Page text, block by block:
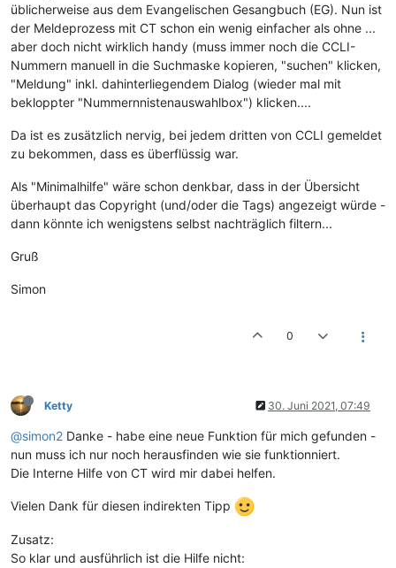
üblicherweise aus dem Evangelischen Gesangbuch (EG). Nun ist
der Meldeprozess mit CT schon ein wenig einfacher als ohne ...
aber doch nicht wirklich handy (muss immer noch die CCLI-
Nummern manuell in die Suchmaske kopieren, "suchen" klicken,
"Meldung" inkl. dahinterliegendem Dialog (wieder mal mit
bekloppter "Nummernnistenauswahlbox") klicken....
Da ist es zusätzlich nervig, bei jedem dritten von CCLI gemeldet
zu bekommen, dass es überflüssig war.
Als "Minimalhilfe" wäre schon denkbar, dass in der Übersicht
überhaupt das Copyright (und/oder die Tags) angezeigt würde -
dann könnte ich wenigstens selbst nachträglich filtern...
Gruß
Simon
0
Ketty 30. Juni 2021, 07:49
@simon2 Danke - habe eine neue Funktion für mich gefunden -
nun muss ich nur noch herausfinden wie sie funktionniert.
Die Interne Hilfe von CT wird mir dabei helfen.
Vielen Dank für diesen indirekten Tipp
Zusatz:
So klar und ausführlich ist die Hilfe nicht: